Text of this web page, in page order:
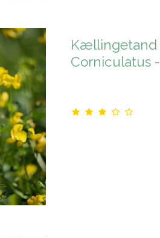
Kællingetand
Corniculatus